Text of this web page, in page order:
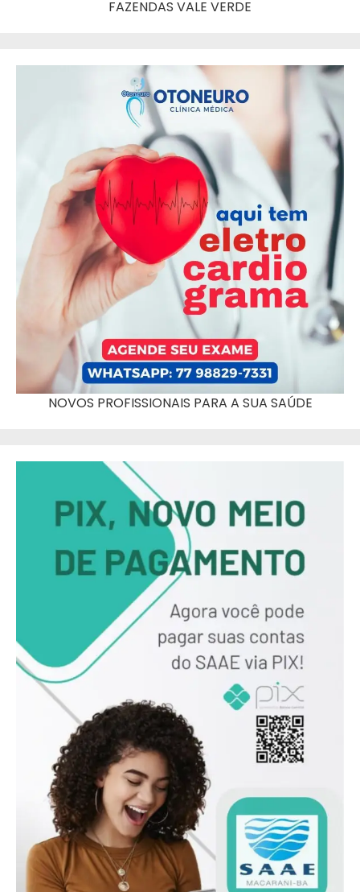
FAZENDAS VALE VERDE
NOVOS PROFISSIONAIS PARA A SUA SAÚDE